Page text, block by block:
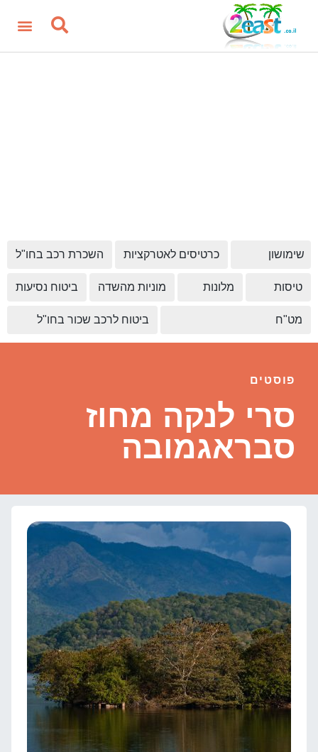
שימושון כרטיסים לאטרקציות השכרת רכב בחו"ל
טיסות מלונות מוניות מהשדה ביטוח נסיעות
מט"ח ביטוח לרכב שכור בחו"ל
פוסטים
סרי לנקה מחוז
סבראגמובה